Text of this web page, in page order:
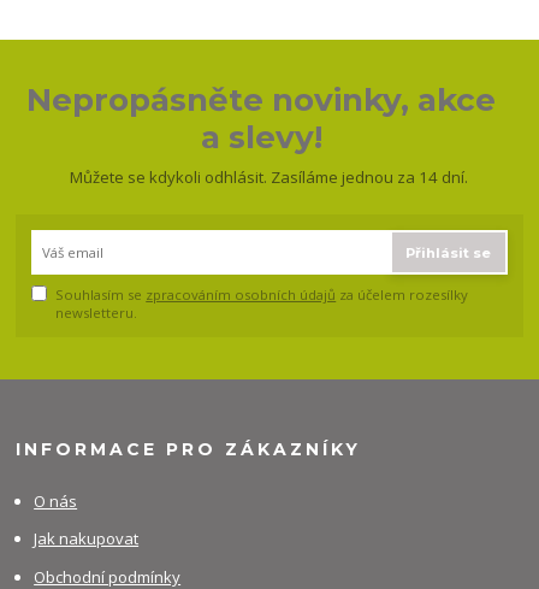
Nepropásněte novinky, akce
a slevy!
Můžete se kdykoli odhlásit. Zasíláme jednou za 14 dní.
Přihlásit se
Souhlasím se zpracováním osobních údajů za účelem rozesílky
newsletteru.
INFORMACE PRO ZÁKAZNÍKY
O nás
Jak nakupovat
Obchodní podmínky